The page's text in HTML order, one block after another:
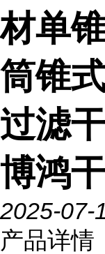
材单
筒锥
过滤
博鸿
2025-07-
产品详情